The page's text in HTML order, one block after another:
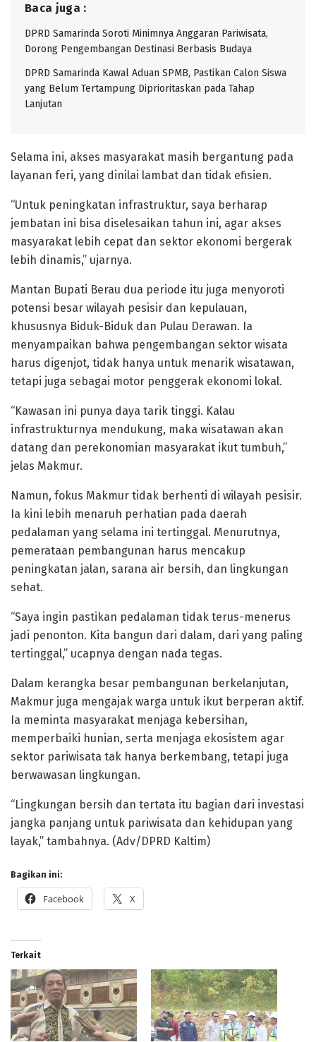
Baca juga :
DPRD Samarinda Soroti Minimnya Anggaran Pariwisata,
Dorong Pengembangan Destinasi Berbasis Budaya
DPRD Samarinda Kawal Aduan SPMB, Pastikan Calon Siswa
yang Belum Tertampung Diprioritaskan pada Tahap
Lanjutan
Selama ini, akses masyarakat masih bergantung pada
layanan feri, yang dinilai lambat dan tidak efisien.
“Untuk peningkatan infrastruktur, saya berharap
jembatan ini bisa diselesaikan tahun ini, agar akses
masyarakat lebih cepat dan sektor ekonomi bergerak
lebih dinamis,” ujarnya.
Mantan Bupati Berau dua periode itu juga menyoroti
potensi besar wilayah pesisir dan kepulauan,
khususnya Biduk-Biduk dan Pulau Derawan. Ia
menyampaikan bahwa pengembangan sektor wisata
harus digenjot, tidak hanya untuk menarik wisatawan,
tetapi juga sebagai motor penggerak ekonomi lokal.
“Kawasan ini punya daya tarik tinggi. Kalau
infrastrukturnya mendukung, maka wisatawan akan
datang dan perekonomian masyarakat ikut tumbuh,”
jelas Makmur.
Namun, fokus Makmur tidak berhenti di wilayah pesisir.
Ia kini lebih menaruh perhatian pada daerah
pedalaman yang selama ini tertinggal. Menurutnya,
pemerataan pembangunan harus mencakup
peningkatan jalan, sarana air bersih, dan lingkungan
sehat.
“Saya ingin pastikan pedalaman tidak terus-menerus
jadi penonton. Kita bangun dari dalam, dari yang paling
tertinggal,” ucapnya dengan nada tegas.
Dalam kerangka besar pembangunan berkelanjutan,
Makmur juga mengajak warga untuk ikut berperan aktif.
Ia meminta masyarakat menjaga kebersihan,
memperbaiki hunian, serta menjaga ekosistem agar
sektor pariwisata tak hanya berkembang, tetapi juga
berwawasan lingkungan.
“Lingkungan bersih dan tertata itu bagian dari investasi
jangka panjang untuk pariwisata dan kehidupan yang
layak,” tambahnya. (Adv/DPRD Kaltim)
Bagikan ini:
Facebook X
Terkait